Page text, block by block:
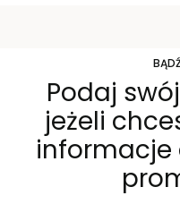
Podaj
jeżeli
informacje